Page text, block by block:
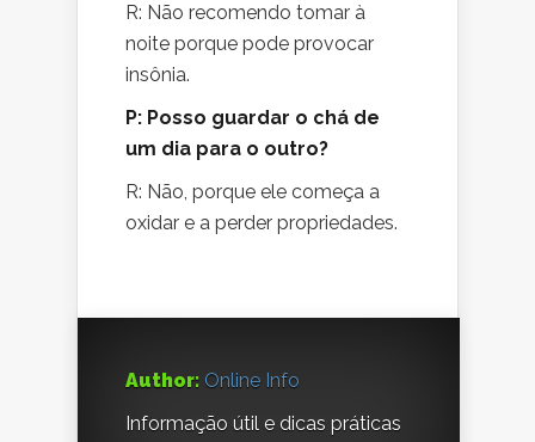
R: Não recomendo tomar à
noite porque pode provocar
insônia.
P: Posso guardar o chá de
um dia para o outro?
R: Não, porque ele começa a
oxidar e a perder propriedades.
Author: Online Info
Informação útil e dicas práticas